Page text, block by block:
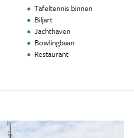
Tafeltennis binnen
Biljart
Jachthaven
Bowlingbaan
Restaurant